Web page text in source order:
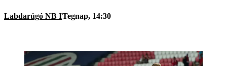
Labdarúgó NB ITegnap, 14:30